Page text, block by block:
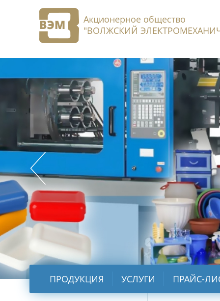
Акционерное общество
"ВОЛЖСКИЙ
ПРОДУКЦИЯ УСЛУГИ ПРАЙС-